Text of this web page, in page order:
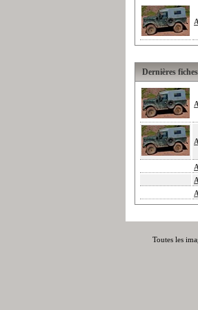
Dernières
Toutes les